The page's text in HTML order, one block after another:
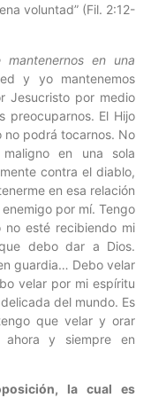
voluntad” (Fil. 2:12-
en una
y yo mantenemos
Jesucristo por medio
preocuparnos. El Hijo
no podrá tocarnos. No
en una sola
contra el diablo,
en esa relación
por mí. Tengo
esté recibiendo mi
debo dar a Dios.
guardia… Debo velar
velar por mi espíritu
del mundo. Es
que velar y orar
ahora y siempre en
la cual es